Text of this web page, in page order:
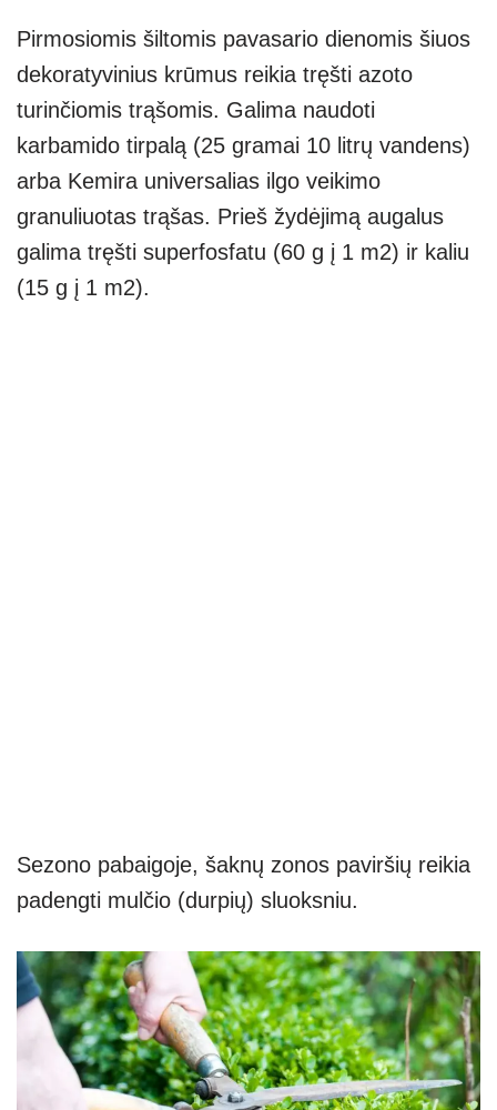
Pirmosiomis šiltomis pavasario dienomis šiuos
dekoratyvinius krūmus reikia tręšti azoto
turinčiomis trąšomis. Galima naudoti
karbamido tirpalą (25 gramai 10 litrų vandens)
arba Kemira universalias ilgo veikimo
granuliuotas trąšas. Prieš žydėjimą augalus
galima tręšti superfosfatu (60 g į 1 m2) ir kaliu
(15 g į 1 m2).
Sezono pabaigoje, šaknų zonos paviršių reikia
padengti mulčio (durpių) sluoksniu.